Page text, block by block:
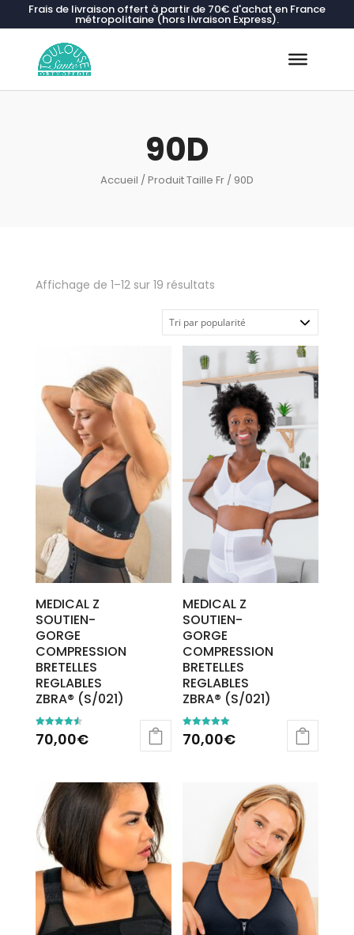
Frais de livraison offert à partir de 70€ d'achat en France
métropolitaine (hors livraison Express).
90D
Accueil / Produit Taille Fr / 90D
Affichage de 1–12 sur 19 résultatsTrié
popularité
MEDICAL Z
SOUTIEN-
GORGE
COMPRESSION
BRETELLES
REGLABLES
ZBRA® (S/021)
Note
4.57
70,00€
MEDICAL Z
SOUTIEN-
GORGE
COMPRESSION
BRETELLES
REGLABLES
ZBRA® (S/021)
Note
5.00
70,00€